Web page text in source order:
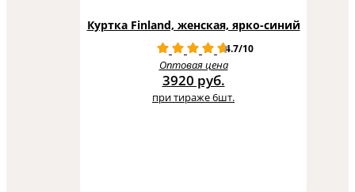
Куртка Finland, женская, ярко-синий
4.7/10
Оптовая цена
3920 руб.
при тираже 6шт.